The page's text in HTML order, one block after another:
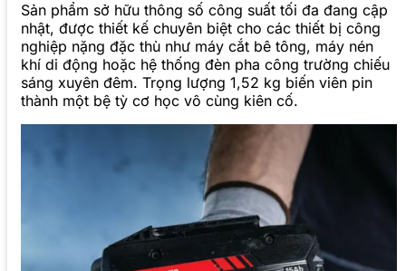
Sản phẩm sở hữu thông số công suất tối đa đang cập
nhật, được thiết kế chuyên biệt cho các thiết bị công
nghiệp nặng đặc thù như máy cắt bê tông, máy nén
khí di động hoặc hệ thống đèn pha công trường chiếu
sáng xuyên đêm. Trọng lượng 1,52 kg biến viên pin
thành một bệ tỳ cơ học vô cùng kiên cố.